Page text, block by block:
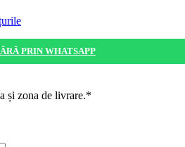
PRIN WHATSAPP
și zona de livrare.*